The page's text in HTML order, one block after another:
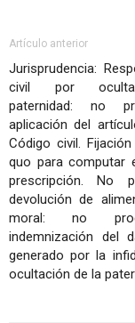
Artículo anterior
Jurisprudencia:
civil por
paternidad: no
aplicación del
Código civil.
quo para computar
prescripción. No
devolución de
moral: no
indemnización del
generado por la
ocultación de la